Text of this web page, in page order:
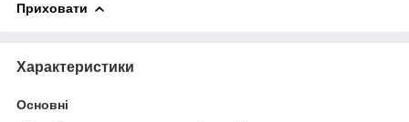
Приховати
Характеристики
Основні